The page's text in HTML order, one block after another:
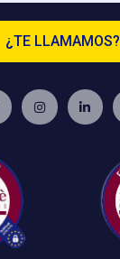
¿TE LLAMAMOS?